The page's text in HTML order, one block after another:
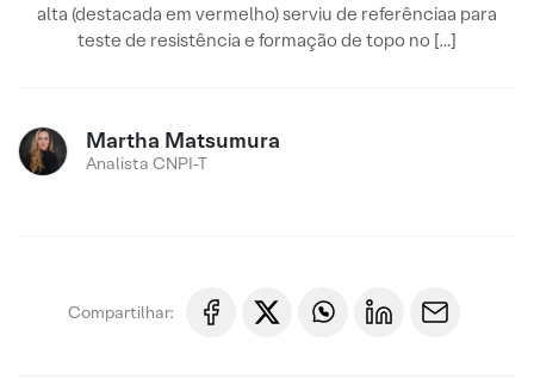
alta (destacada em vermelho) serviu de referênciaa para
teste de resistência e formação de topo no […]
Martha Matsumura
Analista CNPI-T
Compartilhar: